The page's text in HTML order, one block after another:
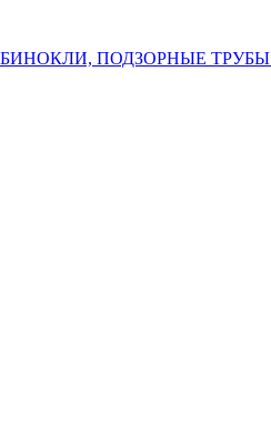
ПОДЗОРНЫЕ ТРУБЫ